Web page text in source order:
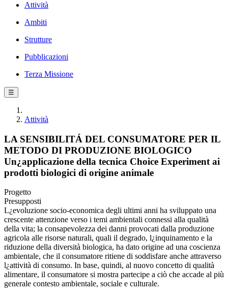
Attività
Ambiti
Strutture
Pubblicazioni
Terza Missione
☰
Attività
LA SENSIBILITÁ DEL CONSUMATORE PER IL
METODO DI PRODUZIONE BIOLOGICO
Un¿applicazione della tecnica Choice Experiment ai
prodotti biologici di origine animale
Progetto
Presupposti
L¿evoluzione socio-economica degli ultimi anni ha sviluppato una
crescente attenzione verso i temi ambientali connessi alla qualità
della vita; la consapevolezza dei danni provocati dalla produzione
agricola alle risorse naturali, quali il degrado, l¿inquinamento e la
riduzione della diversità biologica, ha dato origine ad una coscienza
ambientale, che il consumatore ritiene di soddisfare anche attraverso
l¿attività di consumo. In base, quindi, al nuovo concetto di qualità
alimentare, il consumatore si mostra partecipe a ciò che accade al più
generale contesto ambientale, sociale e culturale.